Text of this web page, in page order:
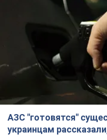
АЗС "готовятся"
украинцам